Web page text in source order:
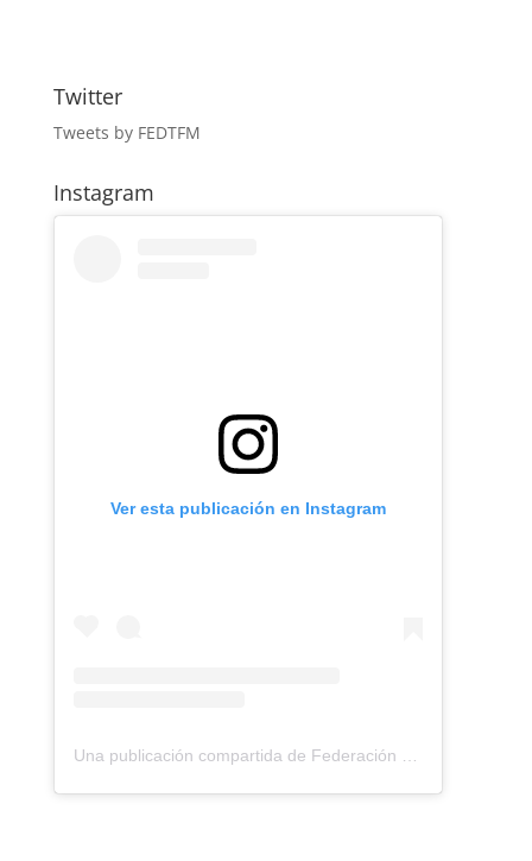
Twitter
Tweets by FEDTFM
Instagram
Ver esta publicación en Instagram
Una publicación compartida de Federación Montañismo Tenerife (@federacion_montanismo_tenerife)